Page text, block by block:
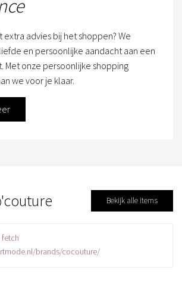
extra advies bij het shoppen? We
en persoonlijke aandacht aan een
Met onze persoonlijke shopping
we voor je klaar.
Bekijk alle items
fetch
brands/cocouture/